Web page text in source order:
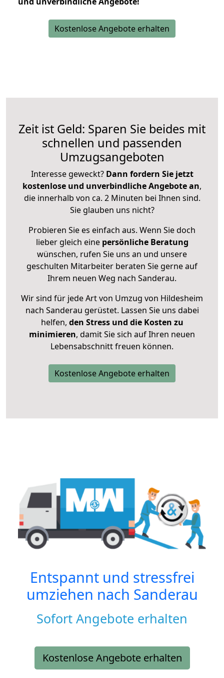
Kostenlose Angebote erhalten
Zeit ist Geld: Sparen Sie beides mit
schnellen und passenden
Umzugsangeboten
Interesse geweckt? Dann fordern Sie jetzt
kostenlose und unverbindliche Angebote an,
die innerhalb von ca. 2 Minuten bei Ihnen sind.
Sie glauben uns nicht?
Probieren Sie es einfach aus. Wenn Sie doch
lieber gleich eine persönliche Beratung
wünschen, rufen Sie uns an und unsere
geschulten Mitarbeiter beraten Sie gerne auf
Ihrem neuen Weg nach Sanderau.
Wir sind für jede Art von Umzug von Hildesheim
nach Sanderau gerüstet. Lassen Sie uns dabei
helfen, den Stress und die Kosten zu
minimieren, damit Sie sich auf Ihren neuen
Lebensabschnitt freuen können.
Kostenlose Angebote erhalten
Entspannt und stressfrei
umziehen nach Sanderau
Sofort Angebote erhalten
Kostenlose Angebote erhalten